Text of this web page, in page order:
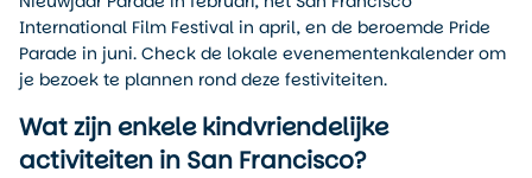
International Film Festival in april, en de beroemde Pride
Parade in juni. Check de lokale evenementenkalender om
je bezoek te plannen rond deze festiviteiten.
Wat zijn enkele kindvriendelijke
activiteiten in San Francisco?